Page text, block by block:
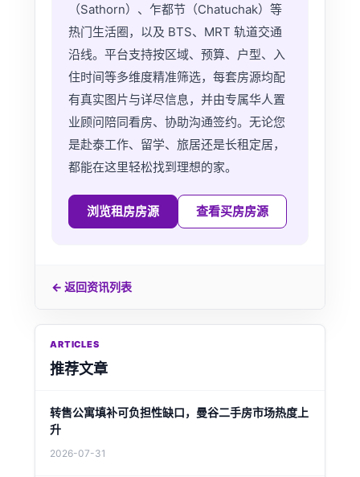
（Sathorn）、乍都节（Chatuchak）等
热门生活圈，以及 BTS、MRT 轨道交通
沿线。平台支持按区域、预算、户型、入
住时间等多维度精准筛选，每套房源均配
有真实图片与详尽信息，并由专属华人置
业顾问陪同看房、协助沟通签约。无论您
是赴泰工作、留学、旅居还是长租定居，
都能在这里轻松找到理想的家。
浏览租房房源 查看买房房源
← 返回资讯列表
ARTICLES
推荐文章
转售公寓填补可负担性缺口，曼谷二手房市场热度上
升
2026-07-31